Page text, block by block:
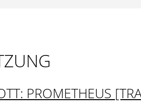
PROMETHEUS